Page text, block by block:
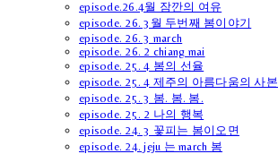
episode.26.4월 잠깐의 여유
episode. 26. 3월 두번째 봄이야기
episode. 26. 3 march
episode. 26. 2 chiang mai
episode. 25. 4 봄의 선율
episode. 25. 4 제주의 아름다움의 사본
episode. 25. 3 봄. 봄. 봄.
episode. 25. 2 나의 행복
episode. 24. 3 꽃피는 봄이오면
episode. 24. jeju 는 march 봄